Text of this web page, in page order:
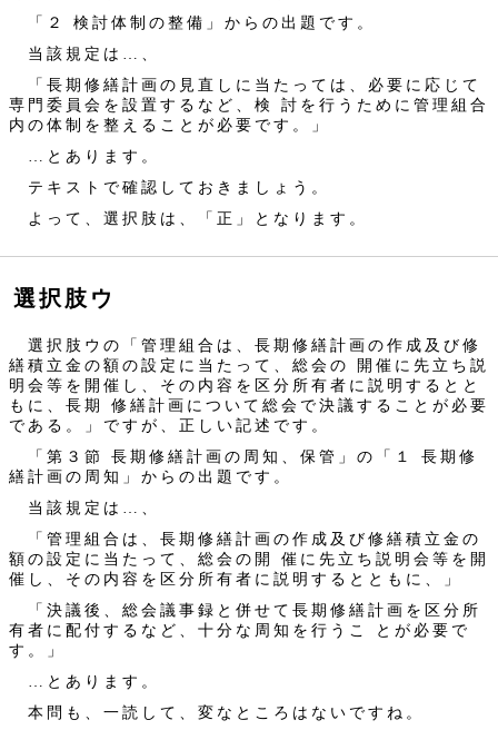
「２ 検討体制の整備」からの出題です。
当該規定は…、
「長期修繕計画の見直しに当たっては、必要に応じて
専門委員会を設置するなど、検 討を行うために管理組合
内の体制を整えることが必要です。」
…とあります。
テキストで確認しておきましょう。
よって、選択肢は、「正」となります。
選択肢ウ
選択肢ウの「管理組合は、長期修繕計画の作成及び修
繕積立金の額の設定に当たって、総会の 開催に先立ち説
明会等を開催し、その内容を区分所有者に説明するとと
もに、長期 修繕計画について総会で決議することが必要
である。」ですが、正しい記述です。
「第３節 長期修繕計画の周知、保管」の「１ 長期修
繕計画の周知」からの出題です。
当該規定は…、
「管理組合は、長期修繕計画の作成及び修繕積立金の
額の設定に当たって、総会の開 催に先立ち説明会等を開
催し、その内容を区分所有者に説明するとともに、」
「決議後、総会議事録と併せて長期修繕計画を区分所
有者に配付するなど、十分な周知を行うこ とが必要で
す。」
…とあります。
本問も、一読して、変なところはないですね。